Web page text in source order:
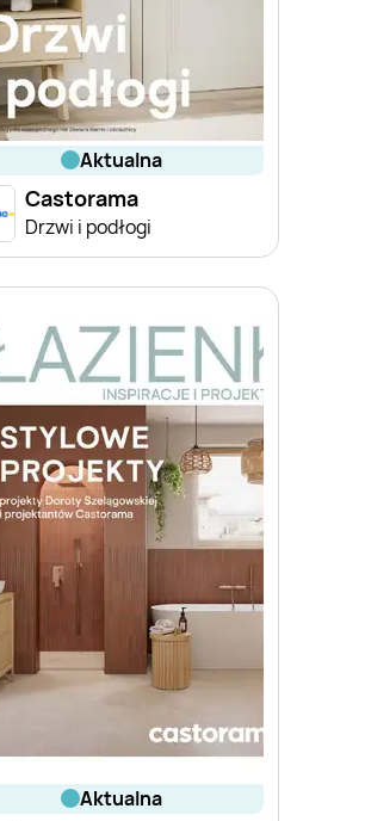
aktualna
Castorama
Drzwi i podłogi
aktualna